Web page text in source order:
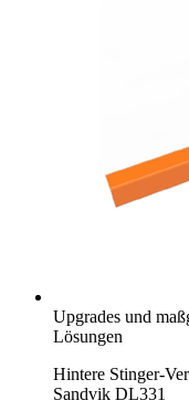
Upgrades und
Lösungen
Hintere Stinger-
Sandvik DL331